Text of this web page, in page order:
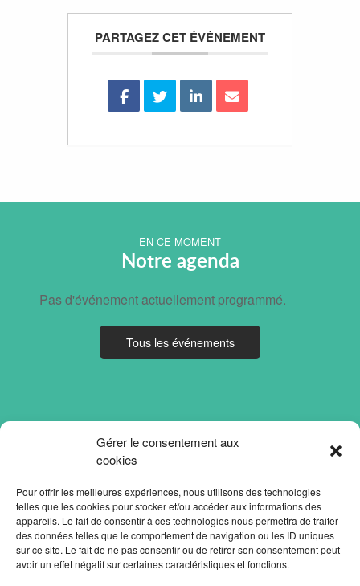
Gérer le consentement aux
cookies
Pour offrir les meilleures expériences, nous utilisons des technologies
telles que les cookies pour stocker et/ou accéder aux informations des
appareils. Le fait de consentir à ces technologies nous permettra de traiter
des données telles que le comportement de navigation ou les ID uniques
sur ce site. Le fait de ne pas consentir ou de retirer son consentement peut
avoir un effet négatif sur certaines caractéristiques et fonctions.
PARTAGEZ CET ÉVÉNEMENT
EN CE MOMENT
Notre agenda
Pas d'événement actuellement programmé.
Tous les événements